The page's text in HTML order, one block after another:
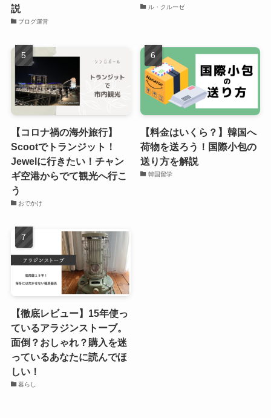
説
ブログ運営
ル・クルーゼ
【コロナ禍の海外旅行】
Scootでトランジット！
Jewelに行きたい！チャン
ギ空港からでて観光へ行こ
う
おでかけ
【料金はいくら？】韓国へ
荷物を送ろう！国際小包の
送り方を解説
韓国留学
【徹底レビュー】15年使っ
ているアラジンストーブ。
面倒？おしゃれ？購入を迷
っているあなたに読んでほ
しい！
暮らし